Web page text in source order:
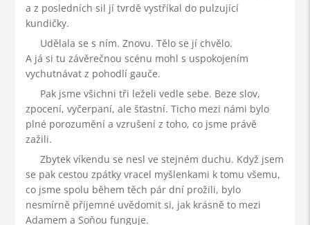
a z posledních sil jí tvrdě vystříkal do pulzující
kundičky.
Udělala se s ním. Znovu. Tělo se jí chvělo.
A já si tu závěrečnou scénu mohl s uspokojením
vychutnávat z pohodlí gauče.
Pak jsme všichni tři leželi vedle sebe. Beze slov,
zpocení, vyčerpaní, ale šťastní. Ticho mezi námi bylo
plné porozumění a vzrušení z toho, co jsme právě
zažili.
Zbytek víkendu se nesl ve stejném duchu. Když jsem
se pak cestou zpátky vracel myšlenkami k tomu všemu,
co jsme spolu během těch pár dní prožili, bylo
nesmírně příjemné uvědomit si, jak krásně to mezi
Adamem a Soňou funguje.